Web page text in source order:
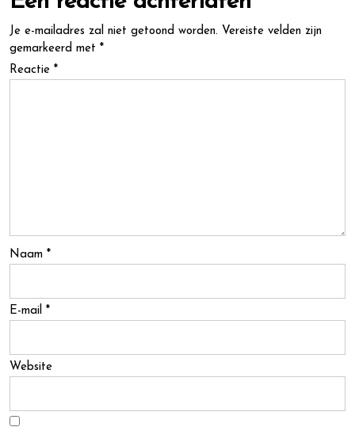
Je e-mailadres zal niet getoond worden. Vereiste velden zijn
gemarkeerd met *
Reactie *
Naam *
E-mail *
Website